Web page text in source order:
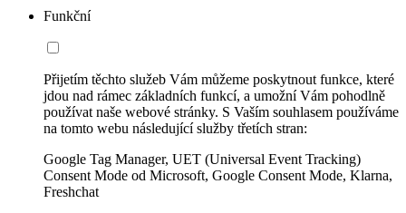
Funkční
Přijetím těchto služeb Vám můžeme poskytnout funkce, které
jdou nad rámec základních funkcí, a umožní Vám pohodlně
používat naše webové stránky. S Vaším souhlasem používáme
na tomto webu následující služby třetích stran:
Google Tag Manager, UET (Universal Event Tracking)
Consent Mode od Microsoft, Google Consent Mode, Klarna,
Freshchat